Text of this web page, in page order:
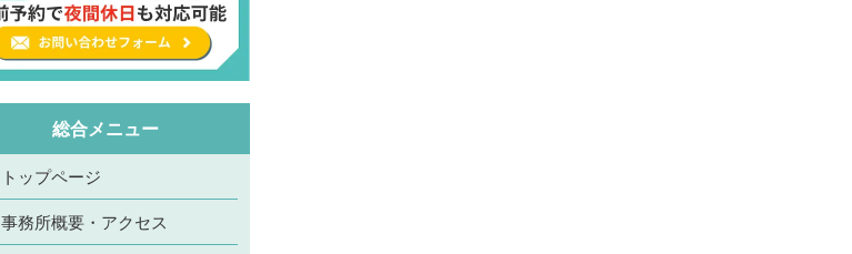
総合メニュー
トップページ
事務所概要・アクセス